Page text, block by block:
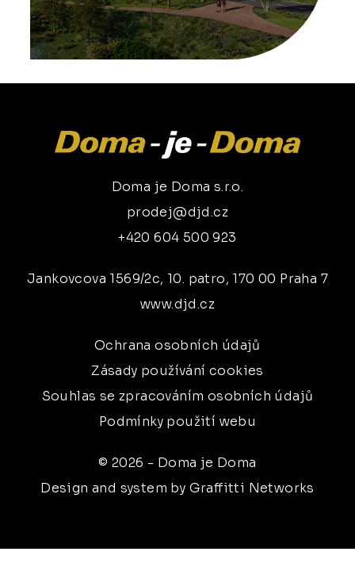
Doma je Doma s.r.o.
prodej@djd.cz
+420 604 500 923
Jankovcova 1569/2c, 10. patro, 170 00 Praha 7
www.djd.cz
Ochrana osobních údajů
Zásady používání cookies
Souhlas se zpracováním osobních údajů
Podmínky použití webu
© 2026 - Doma je Doma
Design and system by Graffitti Networks